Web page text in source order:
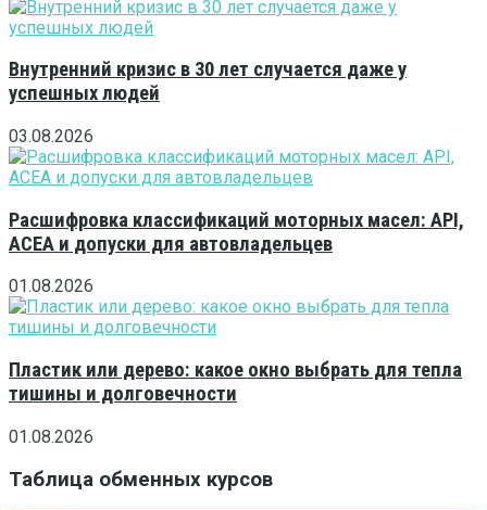
Внутренний кризис в 30 лет случается даже у
успешных людей
03.08.2026
Расшифровка классификаций моторных масел: API,
ACEA и допуски для автовладельцев
01.08.2026
Пластик или дерево: какое окно выбрать для тепла
тишины и долговечности
01.08.2026
Таблица обменных курсов